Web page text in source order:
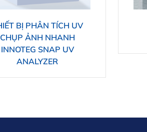
BỊ PHÂN TÍCH UV
CHỤP ẢNH NHANH
INNOTEG SNAP UV
ANALYZER